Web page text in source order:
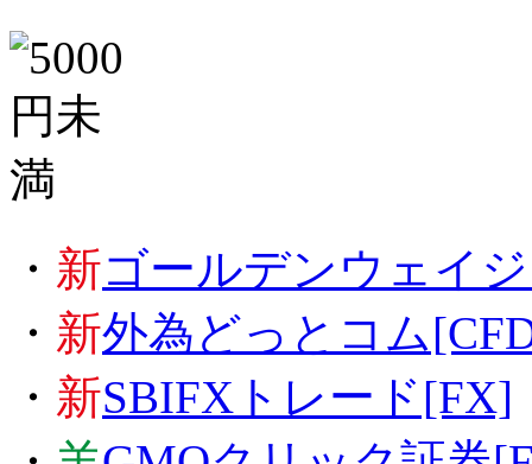
・ 新ゴールデンウェイ
・ 新外為どっとコム
・ 新SBIFXトレード[FX]